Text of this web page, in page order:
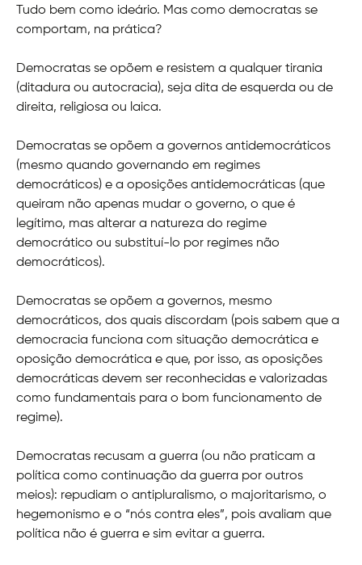
Tudo bem como ideário. Mas como democratas se
comportam, na prática?
Democratas se opõem e resistem a qualquer tirania
(ditadura ou autocracia), seja dita de esquerda ou de
direita, religiosa ou laica.
Democratas se opõem a governos antidemocráticos
(mesmo quando governando em regimes
democráticos) e a oposições antidemocráticas (que
queiram não apenas mudar o governo, o que é
legítimo, mas alterar a natureza do regime
democrático ou substituí-lo por regimes não
democráticos).
Democratas se opõem a governos, mesmo
democráticos, dos quais discordam (pois sabem que a
democracia funciona com situação democrática e
oposição democrática e que, por isso, as oposições
democráticas devem ser reconhecidas e valorizadas
como fundamentais para o bom funcionamento de
regime).
Democratas recusam a guerra (ou não praticam a
política como continuação da guerra por outros
meios): repudiam o antipluralismo, o majoritarismo, o
hegemonismo e o “nós contra eles”, pois avaliam que
política não é guerra e sim evitar a guerra.